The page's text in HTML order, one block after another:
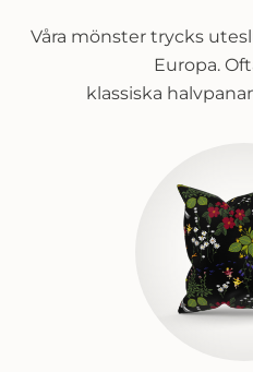
Våra mönster trycks
Europa.
klassiska